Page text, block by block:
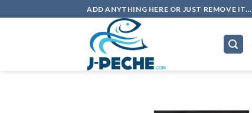
to
ADD ANYTHING HERE OR JUST REMOVE IT...